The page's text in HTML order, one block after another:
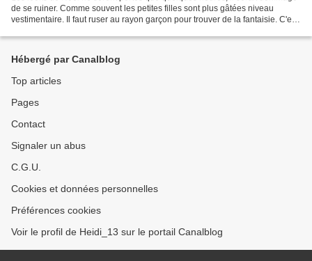
de se ruiner. Comme souvent les petites filles sont plus gâtées niveau
vestimentaire. Il faut ruser au rayon garçon pour trouver de la fantaisie. C'est
Hébergé par Canalblog
Top articles
Pages
Contact
Signaler un abus
C.G.U.
Cookies et données personnelles
Préférences cookies
Voir le profil de Heidi_13 sur le portail Canalblog